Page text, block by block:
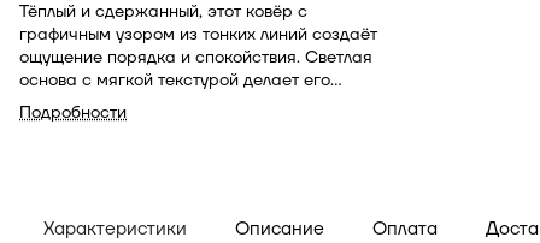
Тёплый и сдержанный, этот ковёр с
графичным узором из тонких линий создаёт
ощущение порядка и спокойствия. Светлая
основа с мягкой текстурой делает его
универсальным выбором для интерьеров в
натуральной палитре. Идеален там, где важен
Подробности
Характеристики Описание Оплата